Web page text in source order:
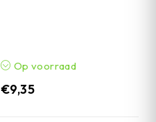
Op voorraad
€9,35